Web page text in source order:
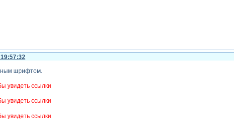
шрифтом.
увидеть ссылки
увидеть ссылки
увидеть ссылки